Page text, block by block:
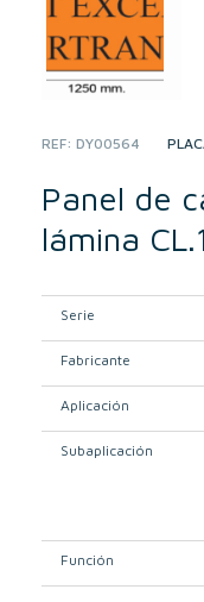
REF:DY00564
CATEGORY:
Panel de
lámina
Serie
Fabricante
Aplicación
Subaplicación
Función